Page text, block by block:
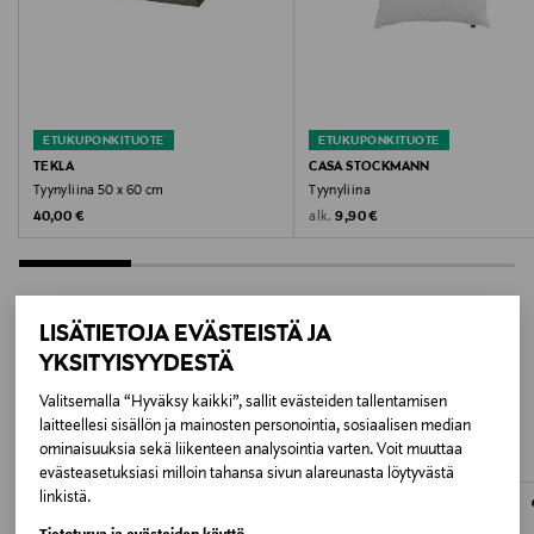
LISÄTIETOJA EVÄSTEISTÄ JA
YKSITYISYYDESTÄ
Valitsemalla “Hyväksy kaikki”, sallit evästeiden tallentamisen
laitteellesi sisällön ja mainosten personointia, sosiaalisen median
ominaisuuksia sekä liikenteen analysointia varten. Voit muuttaa
evästeasetuksiasi milloin tahansa sivun alareunasta löytyvästä
linkistä.
Väri
WHITE
Valmistusmaa
Espanja
Valmistajan tuotenumero
30901702050060WHITE
ETUKUPONKITUOTE
TEKLA
Tyynyliina 50 x 60 cm
Original Price
40,00 €
ETUKUPONKITUOTE
CASA STOCKMANN
Tyynyliina
alk. Original Price
9,90 €
LISÄÄ KIINNOSTAVIA
TUOTTEITA